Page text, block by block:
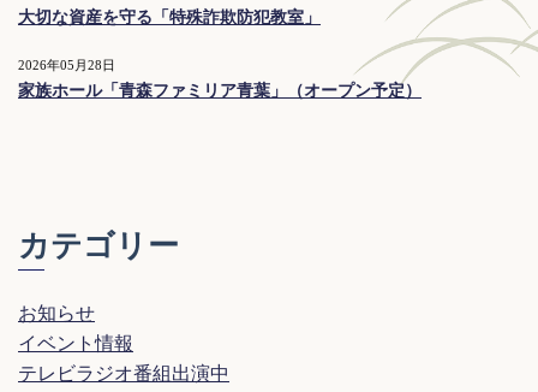
大切な資産を守る「特殊詐欺防犯教室」
2026年05月28日
家族ホール「青森ファミリア青葉」（オープン予定）
カテゴリー
お知らせ
イベント情報
テレビラジオ番組出演中